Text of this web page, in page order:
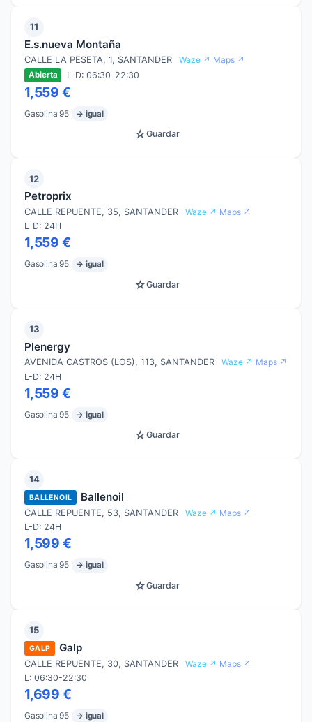
11
E.s.nueva Montaña
CALLE LA PESETA, 1, SANTANDER Waze ↗ Maps ↗
Abierta L-D: 06:30-22:30
1,559 €
Gasolina 95 → igual
☆Guardar
12
Petroprix
CALLE REPUENTE, 35, SANTANDER Waze ↗ Maps ↗
L-D: 24H
1,559 €
Gasolina 95 → igual
☆Guardar
13
Plenergy
AVENIDA CASTROS (LOS), 113, SANTANDER Waze ↗ Maps ↗
L-D: 24H
1,559 €
Gasolina 95 → igual
☆Guardar
14
BALLENOIL Ballenoil
CALLE REPUENTE, 53, SANTANDER Waze ↗ Maps ↗
L-D: 24H
1,599 €
Gasolina 95 → igual
☆Guardar
15
GALP Galp
CALLE REPUENTE, 30, SANTANDER Waze ↗ Maps ↗
L: 06:30-22:30
1,699 €
Gasolina 95 → igual